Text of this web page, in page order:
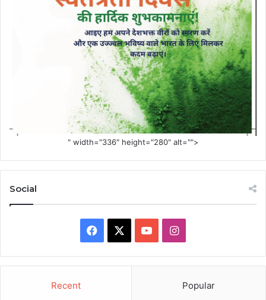
" width="336" height="280" alt="">
Social
Facebook YouTubeInstagram
Recent Popular